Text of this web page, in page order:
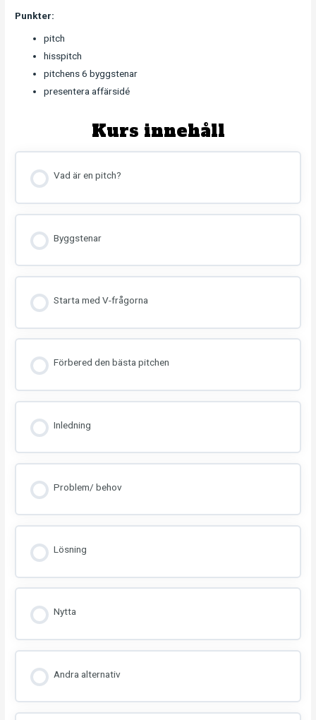
Punkter:
pitch
hisspitch
pitchens 6 byggstenar
presentera affärsidé
Kurs innehåll
Vad är en pitch?
Byggstenar
Starta med V-frågorna
Förbered den bästa pitchen
Inledning
Problem/ behov
Lösning
Nytta
Andra alternativ